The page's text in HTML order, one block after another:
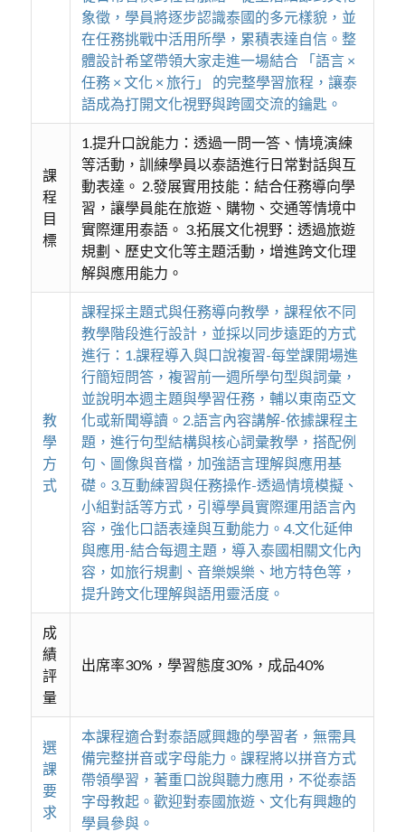
象徵，學員將逐步認識泰國的多元樣貌，並
在任務挑戰中活用所學，累積表達自信。整
體設計希望帶領大家走進一場結合 「語言 ×
任務 × 文化 × 旅行」 的完整學習旅程，讓泰
語成為打開文化視野與跨國交流的鑰匙。
課
程
目
標
1.提升口說能力：透過一問一答、情境演練
等活動，訓練學員以泰語進行日常對話與互
動表達。 2.發展實用技能：結合任務導向學
習，讓學員能在旅遊、購物、交通等情境中
實際運用泰語。 3.拓展文化視野：透過旅遊
規劃、歷史文化等主題活動，增進跨文化理
解與應用能力。
教
學
方
式
課程採主題式與任務導向教學，課程依不同
教學階段進行設計，並採以同步遠距的方式
進行：1.課程導入與口說複習-每堂課開場進
行簡短問答，複習前一週所學句型與詞彙，
並說明本週主題與學習任務，輔以東南亞文
化或新聞導讀。2.語言內容講解-依據課程主
題，進行句型結構與核心詞彙教學，搭配例
句、圖像與音檔，加強語言理解與應用基
礎。3.互動練習與任務操作-透過情境模擬、
小組對話等方式，引導學員實際運用語言內
容，強化口語表達與互動能力。4.文化延伸
與應用-結合每週主題，導入泰國相關文化內
容，如旅行規劃、音樂娛樂、地方特色等，
提升跨文化理解與語用靈活度。
成
績
評
量
出席率30%，學習態度30%，成品40%
選
課
要
求
本課程適合對泰語感興趣的學習者，無需具
備完整拼音或字母能力。課程將以拼音方式
帶領學習，著重口說與聽力應用，不從泰語
字母教起。歡迎對泰國旅遊、文化有興趣的
學員參與。